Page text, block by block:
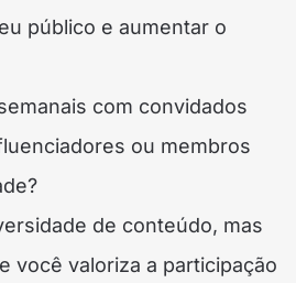
público e aumentar o
com convidados
ou membros
de conteúdo, mas
você valoriza a participação